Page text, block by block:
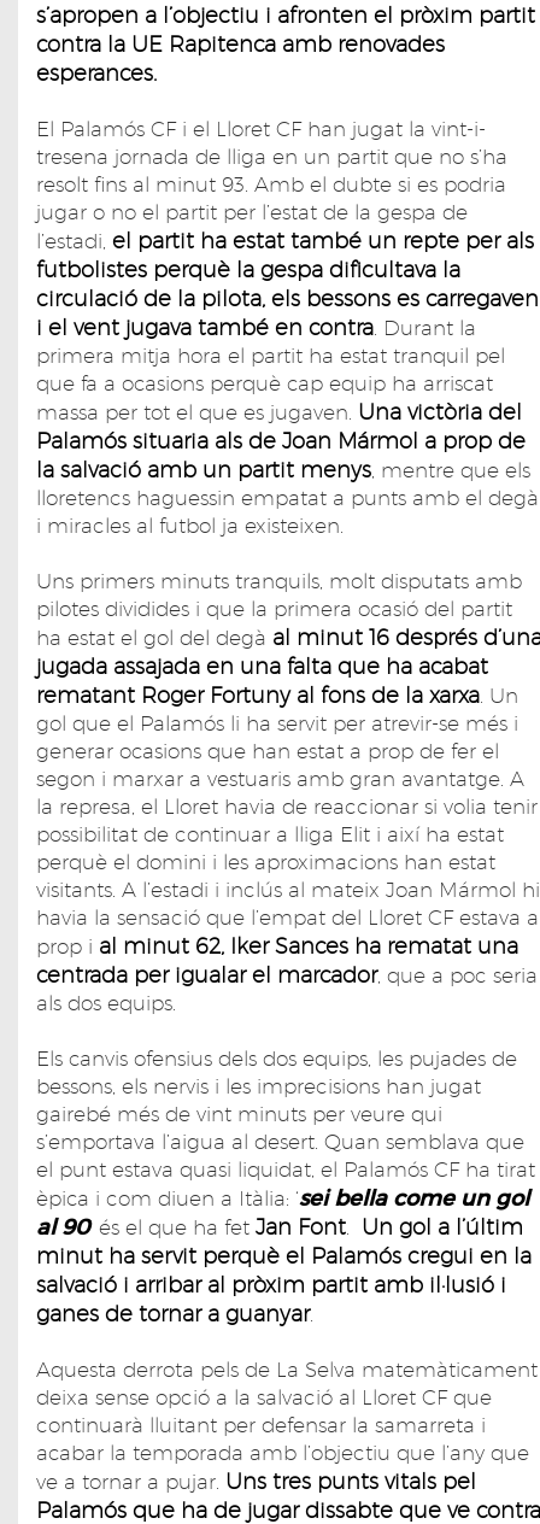
s’apropen a l’objectiu i afronten el pròxim partit
contra la UE Rapitenca amb renovades
esperances.
El Palamós CF i el Lloret CF han jugat la vint-i-
tresena jornada de lliga en un partit que no s’ha
resolt fins al minut 93. Amb el dubte si es podria
jugar o no el partit per l’estat de la gespa de
l’estadi, el partit ha estat també un repte per als
futbolistes perquè la gespa dificultava la
circulació de la pilota, els bessons es carregaven
i el vent jugava també en contra . Durant la
primera mitja hora el partit ha estat tranquil pel
que fa a ocasions perquè cap equip ha arriscat
massa per tot el que es jugaven. Una victòria del
Palamós situaria als de Joan Mármol a prop de
la salvació amb un partit menys , mentre que els
lloretencs haguessin empatat a punts amb el degà
i miracles al futbol ja existeixen.
Uns primers minuts tranquils, molt disputats amb
pilotes dividides i que la primera ocasió del partit
ha estat el gol del degà al minut 16 després
jugada assajada en una falta que ha acabat
rematant Roger Fortuny al fons de la xarxa . Un
gol que el Palamós li ha servit per atrevir-se més i
generar ocasions que han estat a prop de fer el
segon i marxar a vestuaris amb gran avantatge. A
la represa, el Lloret havia de reaccionar si volia tenir
possibilitat de continuar a lliga Elit i així ha estat
perquè el domini i les aproximacions han estat
visitants. A l’estadi i inclús al mateix Joan Mármol hi
havia la sensació que l’empat del Lloret CF estava a
prop i al minut 62, Iker Sances ha rematat una
centrada per igualar el marcador, que a poc seria
als dos equips.
Els canvis ofensius dels dos equips, les pujades de
bessons, els nervis i les imprecisions han jugat
gairebé més de vint minuts per veure qui
s’emportava l’aigua al desert. Quan semblava que
el punt estava quasi liquidat, el Palamós CF ha tirat
èpica i com diuen a Itàlia: ‘sei bella come un gol
al 90’ és el que ha fet Jan Font
Un gol a l’últim
minut ha servit perquè el Palamós cregui en la
salvació i arribar al pròxim partit amb il·lusió i
ganes de tornar a guanyar.
Aquesta derrota pels de La Selva matemàticament
deixa sense opció a la salvació al Lloret CF que
continuarà lluitant per defensar la samarreta i
acabar la temporada amb l’objectiu que l’any que
ve a tornar a pujar. Uns tres punts vitals pel
Palamós que ha de jugar dissabte que ve contra